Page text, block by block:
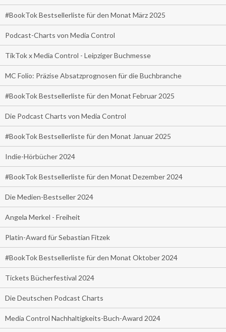
#BookTok Bestsellerliste für den Monat März 2025
Podcast-Charts von Media Control
TikTok x Media Control - Leipziger Buchmesse
MC Folio: Präzise Absatzprognosen für die Buchbranche
#BookTok Bestsellerliste für den Monat Februar 2025
Die Podcast Charts von Media Control
#BookTok Bestsellerliste für den Monat Januar 2025
Indie-Hörbücher 2024
#BookTok Bestsellerliste für den Monat Dezember 2024
Die Medien-Bestseller 2024
Angela Merkel - Freiheit
Platin-Award für Sebastian Fitzek
#BookTok Bestsellerliste für den Monat Oktober 2024
Tickets Bücherfestival 2024
Die Deutschen Podcast Charts
Media Control Nachhaltigkeits-Buch-Award 2024